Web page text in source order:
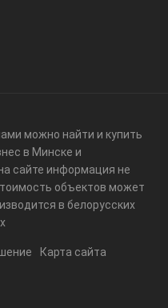
можно найти и купить
в Минске и
сайте информация не
объектов может
в белорусских
Карта сайта